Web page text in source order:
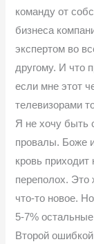
команду от
бизнеса
экспертом во
другому. И что
если мне этот
телевизорами
Я не хочу быть
провалы. Боже
кровь
переполох. Это
что-то новое.
5-7%
Второй